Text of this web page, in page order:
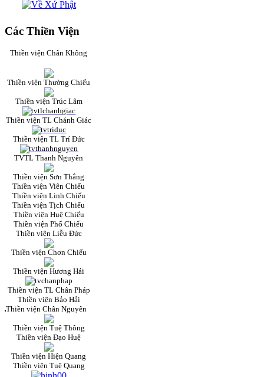
Các Thiền Viện
Thiền viện Chân Không
Thiền viện Thường Chiếu
Thiền viện Trúc Lâm
Thiền viện TL Chánh Giác
Thiền viện TL Trí Đức
TVTL Thanh Nguyên
Thiền viện Sơn Thắng
Thiền viện Viên Chiếu
Thiền viện Linh Chiếu
Thiền viện Tịch Chiếu
Thiền viện Huệ Chiếu
Thiền viện Phổ Chiếu
Thiền viện Liễu Đức
Thiền viện Chơn Chiếu
Thiền viện Hương Hải
Thiền viện TL Chân Pháp
Thiền viện Bảo Hải
Thiền viện Chân Nguyên
Thiền viện Tuệ Thông
Thiền viện Đạo Huệ
Thiền viện Hiện Quang
Thiền viện Tuệ Quang